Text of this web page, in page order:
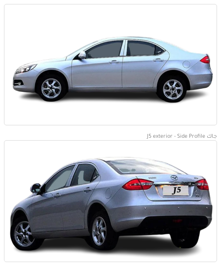
جاك J5 exterior - Side Profile